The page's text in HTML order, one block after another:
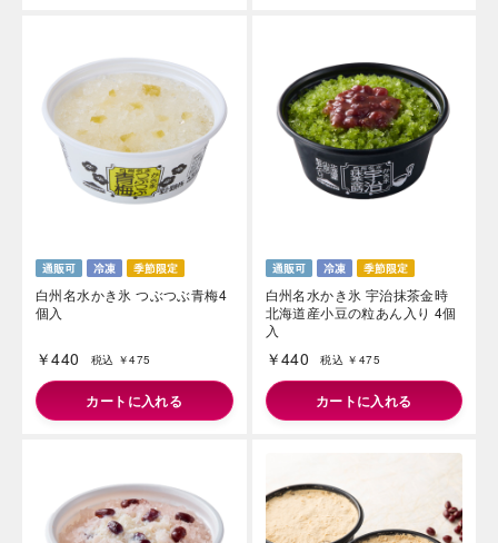
白州名水かき氷 つぶつぶ青梅4
個入
￥440 税込 ￥475
カートに入れる
白州名水かき氷 宇治抹茶金時
北海道産小豆の粒あん入り 4個
入
￥440 税込 ￥475
カートに入れる